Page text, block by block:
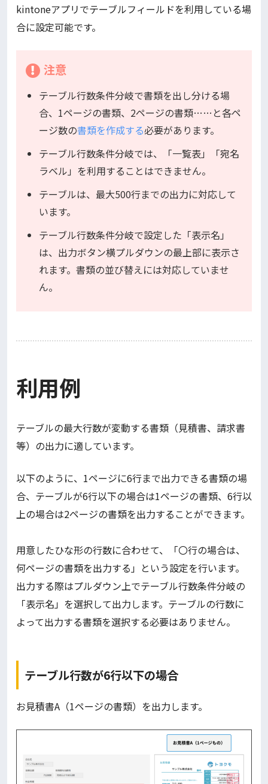
kintoneアプリでテーブルフィールドを利用している場
合に設定可能です。
注意
テーブル行数条件分岐で書類を出し分ける場
合、1ページの書類、2ページの書類……と各ペ
ージ数の書類を作成する必要があります。
テーブル行数条件分岐では、「一覧表」「宛名
ラベル」を利用することはできません。
テーブルは、最大500行までの出力に対応して
います。
テーブル行数条件分岐で設定した「表示名」
は、出力ボタン横プルダウンの最上部に表示さ
れます。書類の並び替えには対応していませ
ん。
利用例
テーブルの最大行数が変動する書類（見積書、請求書
等）の出力に適しています。
以下のように、1ページに6行まで出力できる書類の場
合、テーブルが6行以下の場合は1ページの書類、6行以
上の場合は2ページの書類を出力することができます。
用意したひな形の行数に合わせて、「〇行の場合は、
何ページの書類を出力する」という設定を行います。
出力する際はプルダウン上でテーブル行数条件分岐の
「表示名」を選択して出力します。テーブルの行数に
よって出力する書類を選択する必要はありません。
テーブル行数が6行以下の場合
お見積書A（1ページの書類）を出力します。